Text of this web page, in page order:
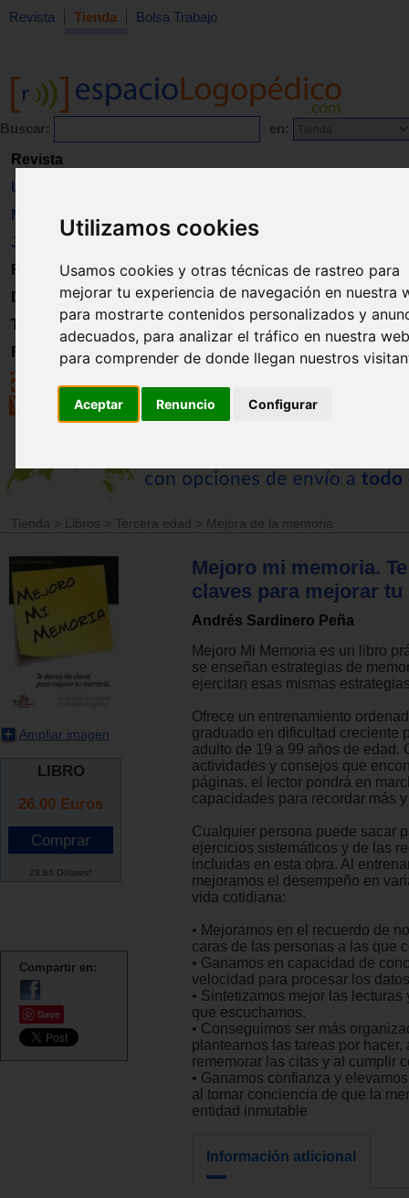
Utilizamos cookies
Usamos cookies y otras técnicas de rastreo para
mejorar tu experiencia de navegación en nuestra
para mostrarte contenidos personalizados y
adecuados, para analizar el tráfico en nuestra
para comprender de donde llegan nuestros
Aceptar Renuncio Configurar
Revista Tienda Bolsa Trabajo
Buscar: en:
Revista
Libros
Material
Juguetes
Formación
Directorio
Trabajo
Registro
Tienda > Libros > Tercera edad > Mejora de la memoria
Ampliar imagen
LIBRO
26.00 Euros
28.86 Dólares*
Compartir en:
Save
Mejoro mi memoria.
claves para mejorar
Andrés Sardinero Peña
Mejoro Mi Memoria es un libro
se enseñan estrategias de
ejercitan esas mismas
Ofrece un entrenamiento
graduado en dificultad creciente
adulto de 19 a 99 años de edad.
actividades y consejos que
páginas, el lector pondrá en
capacidades para recordar más
Cualquier persona puede sacar
ejercicios sistemáticos y de las
incluidas en esta obra. Al
mejoramos el desempeño en
vida cotidiana:
• Mejoramos en el recuerdo de
caras de las personas a las que
• Ganamos en capacidad de
velocidad para procesar los
• Sintetizamos mejor las lecturas
que escuchamos.
• Conseguimos ser más
plantearnos las tareas por hacer,
rememorar las citas y al cumplir
• Ganamos confianza y
al tomar conciencia de que la
entidad inmutable
Información adicional